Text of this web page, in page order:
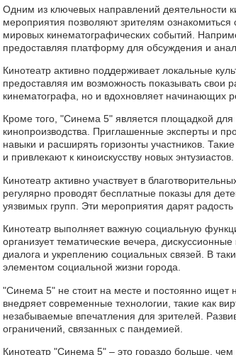
Одним из ключевых направлений деятельности
мероприятия позволяют зрителям
мировых кинематографических событий.
предоставляя платформу для обсуждения и
Кинотеатр активно поддерживает локальные
предоставляя им возможность показывать свои
кинематографа, но и вдохновляет начинающих
Кроме того, "Синема 5" является площадкой
кинопроизводства. Приглашенные эксперты и
навыки и расширять горизонты участников.
и привлекают к киноискусству новых энтузиастов.
Кинотеатр активно участвует в
регулярно проводят бесплатные показы для
уязвимых групп. Эти мероприятия дарят
Кинотеатр выполняет важную социальную
организует тематические вечера,
диалога и укреплению социальных связей. В
элементом социальной жизни города.
"Синема 5" не стоит на месте и постоянно ищет
внедряет современные технологии, такие как
незабываемые впечатления для зрителей.
ограничений, связанных с пандемией.
Кинотеатр "Синема 5" – это гораздо больше,